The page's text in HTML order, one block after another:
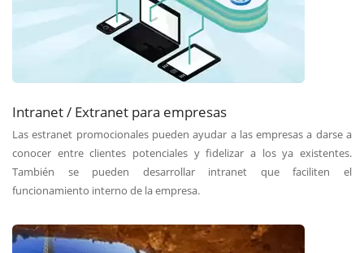
Intranet / Extranet para empresas
Las estranet promocionales pueden ayudar a las empresas a darse a
conocer entre clientes potenciales y fidelizar a los ya existentes.
También se pueden desarrollar intranet que faciliten el
funcionamiento interno de la empresa.